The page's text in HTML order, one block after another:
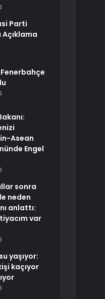
Parti
Fenerbahçe
Asean
Engel
sonra
neden
anlattı:
var
yaşıyor:
kaçıyor